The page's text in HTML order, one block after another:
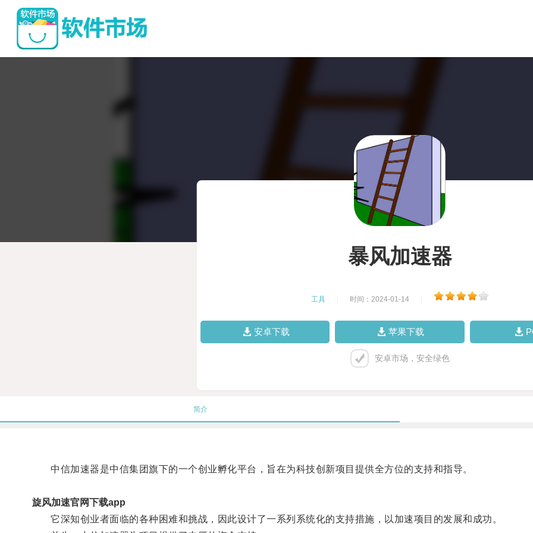
暴风加速器
工具 时间：2024-01-14
安卓下载 苹果下载
安卓市场，安全绿色
简介
中信加速器是中信集团旗下的一个创业孵化平台，旨在为科技创新项目提供全方位的支持和指导。
旋风加速官网下载app
它深知创业者面临的各种困难和挑战，因此设计了一系列系统化的支持措施，以加速项目的发展和成功。